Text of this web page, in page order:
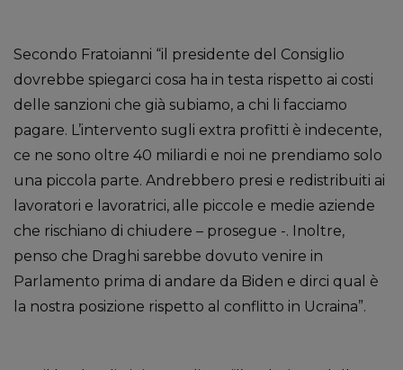
Secondo Fratoianni “il presidente del Consiglio
dovrebbe spiegarci cosa ha in testa rispetto ai costi
delle sanzioni che già subiamo, a chi li facciamo
pagare. L’intervento sugli extra profitti è indecente,
ce ne sono oltre 40 miliardi e noi ne prendiamo solo
una piccola parte. Andrebbero presi e redistribuiti ai
lavoratori e lavoratrici, alle piccole e medie aziende
che rischiano di chiudere – prosegue -. Inoltre,
penso che Draghi sarebbe dovuto venire in
Parlamento prima di andare da Biden e dirci qual è
la nostra posizione rispetto al conflitto in Ucraina”.